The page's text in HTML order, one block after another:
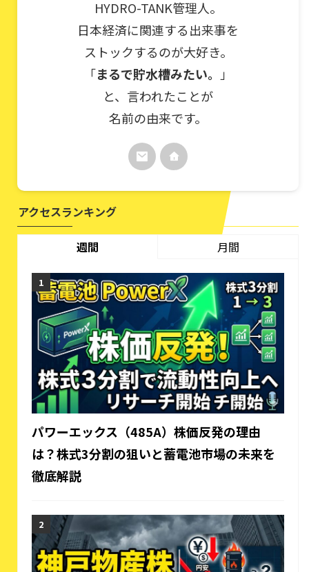
HYDRO-TANK管理人。
日本経済に関連する出来事を
ストックするのが大好き。
「まるで貯水槽みたい。
」
と、言われたことが
名前の由来です。
アクセスランキング
週間 月間
パワーエックス（485A）株価反発の理由
は？株式3分割の狙いと蓄電池市場の未来を
徹底解説